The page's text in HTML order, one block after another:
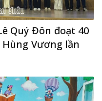
Quý Đôn đoạt 40
Vương lần